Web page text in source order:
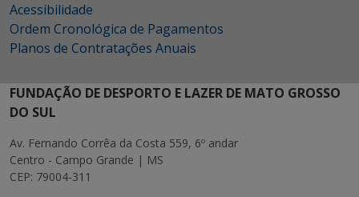
Acessibilidade
Ordem Cronológica de Pagamentos
Planos de Contratações Anuais
FUNDAÇÃO DE DESPORTO E LAZER DE MATO GROSSO
DO SUL
Av. Fernando Corrêa da Costa 559, 6º andar
Centro - Campo Grande | MS
CEP: 79004-311